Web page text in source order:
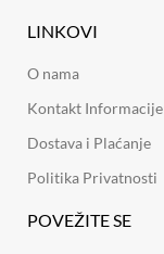
LINKOVI
O nama
Kontakt Informacije
Dostava i Plaćanje
Politika Privatnosti
POVEŽITE SE